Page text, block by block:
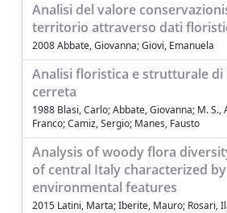
Analisi del valore
territorio attraverso dati
2008 Abbate, Giovanna; Giovi, Emanuela
Analisi floristica e strutturale di
cerreta
1988 Blasi, Carlo; Abbate, Giovanna; M.
Franco; Camiz, Sergio; Manes, Fausto
Analysis of woody flora
of central Italy characterized
environmental features
2015 Latini, Marta; Iberite, Mauro; Rosari,